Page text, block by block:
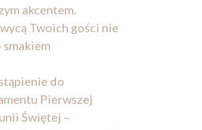
akcentem.
Twoich gości nie
do
Pierwszej
Świętej –